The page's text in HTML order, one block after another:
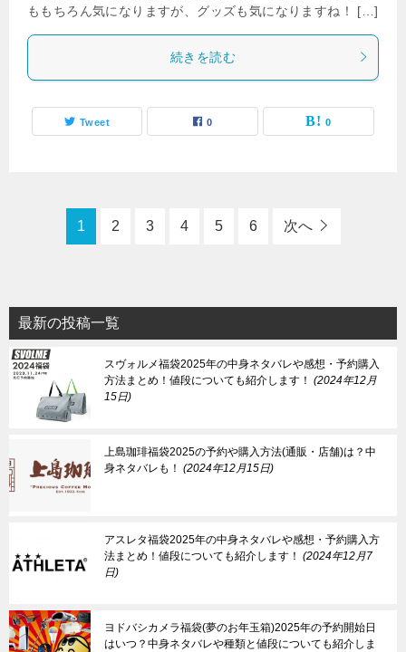
ももちろん気になりますが、グッズも気になりますね！ […]
続きを読む
Tweet 0 0
1 2 3 4 5 6 次へ
最新の投稿一覧
スヴォルメ福袋2025年の中身ネタバレや感想・予約購入
方法まとめ！値段についても紹介します！
2024年12月
15日
上島珈琲福袋2025の予約や購入方法(通販・店舗)は？中
身ネタバレも！
2024年12月15日
アスレタ福袋2025年の中身ネタバレや感想・予約購入方
法まとめ！値段についても紹介します！
2024年12月7
日
ヨドバシカメラ福袋(夢のお年玉箱)2025年の予約開始日
はいつ？中身ネタバレや種類と値段についても紹介しま